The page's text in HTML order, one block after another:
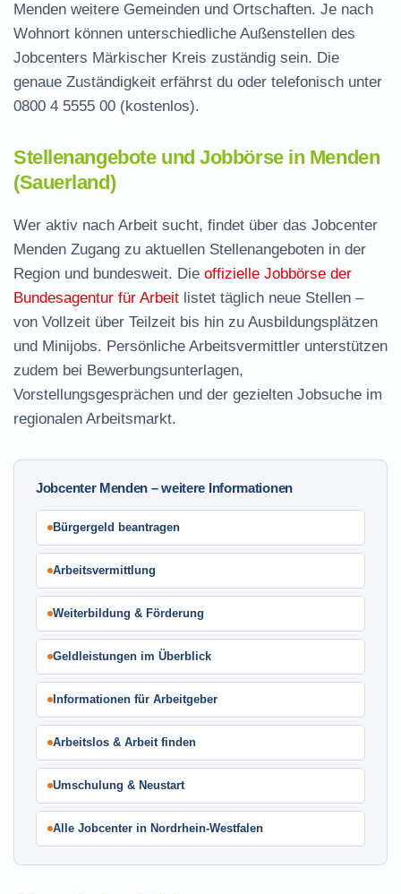
Menden weitere Gemeinden und Ortschaften. Je nach
Wohnort können unterschiedliche Außenstellen des
Jobcenters Märkischer Kreis zuständig sein. Die
genaue Zuständigkeit erfährst du oder telefonisch unter
0800 4 5555 00 (kostenlos).
Stellenangebote und Jobbörse in Menden
(Sauerland)
Wer aktiv nach Arbeit sucht, findet über das Jobcenter
Menden Zugang zu aktuellen Stellenangeboten in der
Region und bundesweit. Die offizielle Jobbörse der
Bundesagentur für Arbeit listet täglich neue Stellen –
von Vollzeit über Teilzeit bis hin zu Ausbildungsplätzen
und Minijobs. Persönliche Arbeitsvermittler unterstützen
zudem bei Bewerbungsunterlagen,
Vorstellungsgesprächen und der gezielten Jobsuche im
regionalen Arbeitsmarkt.
Jobcenter Menden – weitere Informationen
Bürgergeld beantragen
Arbeitsvermittlung
Weiterbildung & Förderung
Geldleistungen im Überblick
Informationen für Arbeitgeber
Arbeitslos & Arbeit finden
Umschulung & Neustart
Alle Jobcenter in Nordrhein-Westfalen